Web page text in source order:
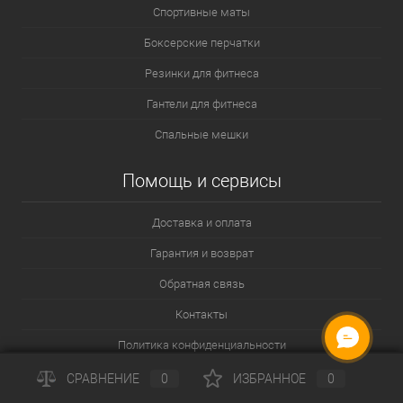
который не даст вам замерзнуть и сгладит неровности земли.
Посуда для похода должна быть легкой, универсальной и
комплекты посуды для туризма, так как они складываются как
матрешка – одна деталь в другую и занимают небольшой
Спортивные маты
Боксерские перчатки
Резинки для фитнеса
Гантели для фитнеса
Спальные мешки
Помощь и сервисы
Доставка и оплата
Гарантия и возврат
Обратная связь
Контакты
Политика конфиденциальности
Пользовательское соглашение
СРАВНЕНИЕ 0 ИЗБРАННОЕ 0
ОНЛАЙН ЧАТ